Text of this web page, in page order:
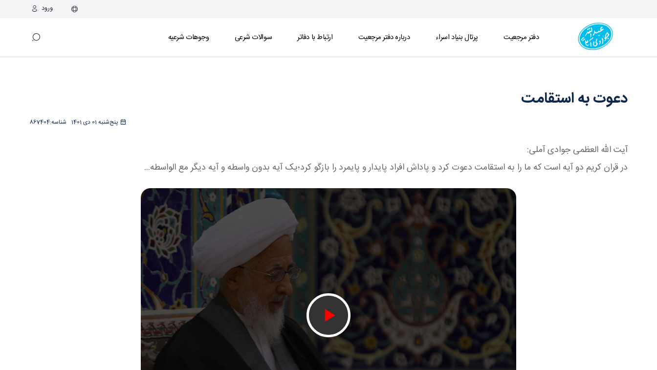
ورود
دفتر مرجعیت پرتال بنیاد اسراء درباره دفتر مرجعیت ارتباط با دفاتر سوالات شرعی وجوهات شرعیه
دعوت به استقامت
پنج‌شنبه 01 دی 1401 867404شناسه:
آیت الله العظمی جوادی آملی:
در قران کریم دو آیه است که ما را به استقامت دعوت کرد و پاداش افراد پایدار و پایمرد را بازگو کرد؛یک آیه بدون واسطه و آیه دیگر مع الواسطه...